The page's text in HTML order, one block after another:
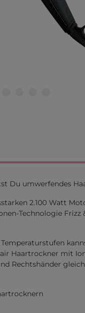
Du umwerfendes
2.100 Watt
Technologie
Haartrockner mit
Rechtshänder